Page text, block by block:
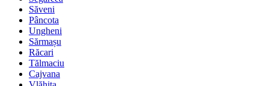
Săveni
Pâncota
Ungheni
Sărmașu
Răcari
Tălmaciu
Cajvana